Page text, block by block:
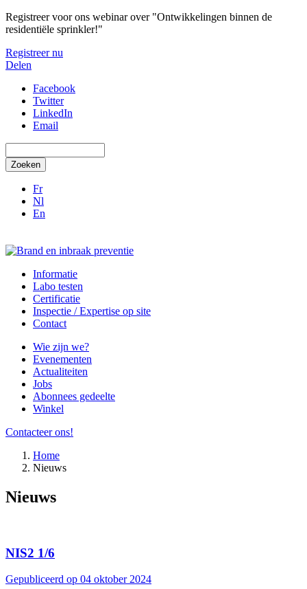
Overslaan en naar de inhoud gaan
Registreer voor ons webinar over "Ontwikkelingen binnen de
residentiële sprinkler!"
Registreer nu
Delen
Facebook
Twitter
LinkedIn
Email
Zoeken
Fr
Nl
En
Informatie
Labo testen
Certificatie
Inspectie / Expertise op site
Contact
Wie zijn we?
Evenementen
Actualiteiten
Jobs
Abonnees gedeelte
Winkel
Contacteer ons!
Home
Nieuws
Nieuws
NIS2 1/6
Gepubliceerd op 04 oktober 2024